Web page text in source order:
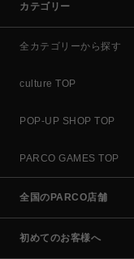
カテゴリー
全カテゴリーから探す
culture TOP
POP-UP SHOP TOP
PARCO GAMES TOP
全国のPARCO店舗
初めてのお客様へ